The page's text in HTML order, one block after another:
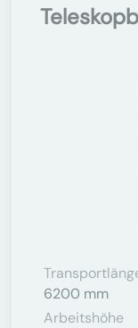
6200 mm
Arbeitshöhe